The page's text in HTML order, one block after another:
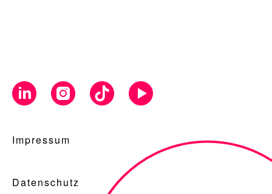
Impressum
Datenschutz